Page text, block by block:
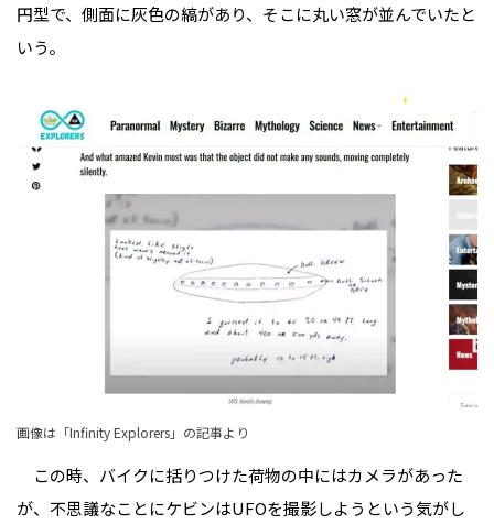
円型で、側面に灰色の縞があり、そこに丸い窓が並んでいたと
いう。
画像は「Infinity Explorers」の記事より
この時、バイクに括りつけた荷物の中にはカメラがあった
が、不思議なことにケビンはUFOを撮影しようという気がし